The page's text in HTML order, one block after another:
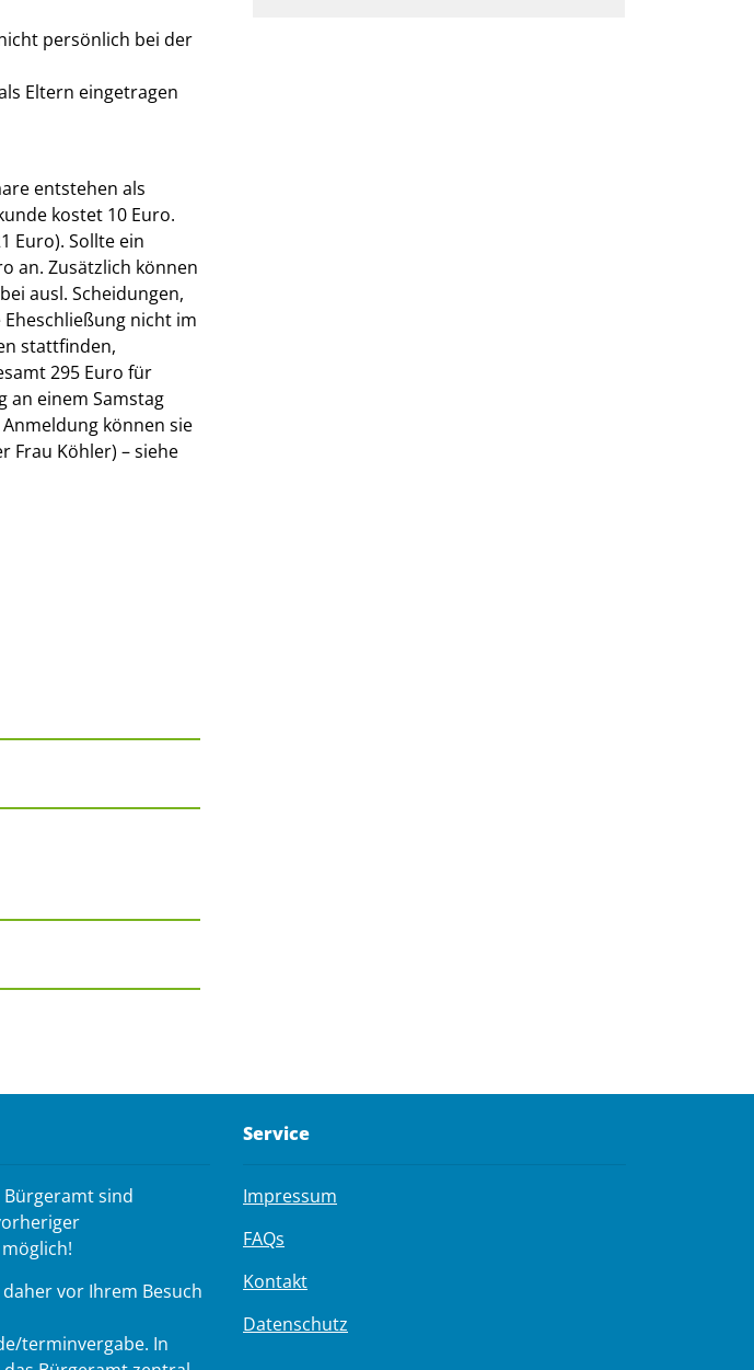
persönlich bei der
Eltern eingetragen
entstehen als
kostet 10 Euro.
Euro). Sollte ein
an. Zusätzlich können
ausl. Scheidungen,
nicht im
stattfinden,
295 Euro für
an einem Samstag
können sie
Frau Köhler) – siehe
Bürgeramt sind
vor Ihrem Besuch
terminvergabe. In
Service
Impressum
FAQs
Kontakt
Datenschutz